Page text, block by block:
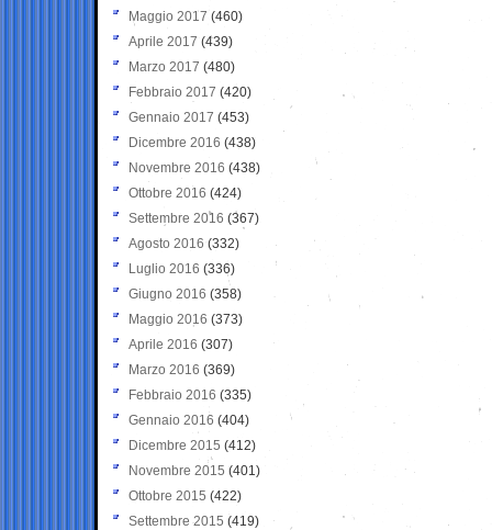
Maggio 2017 (460)
Aprile 2017 (439)
Marzo 2017 (480)
Febbraio 2017 (420)
Gennaio 2017 (453)
Dicembre 2016 (438)
Novembre 2016 (438)
Ottobre 2016 (424)
Settembre 2016 (367)
Agosto 2016 (332)
Luglio 2016 (336)
Giugno 2016 (358)
Maggio 2016 (373)
Aprile 2016 (307)
Marzo 2016 (369)
Febbraio 2016 (335)
Gennaio 2016 (404)
Dicembre 2015 (412)
Novembre 2015 (401)
Ottobre 2015 (422)
Settembre 2015 (419)